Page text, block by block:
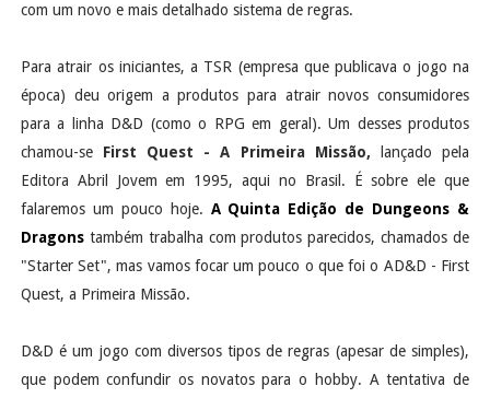
com um novo e mais detalhado sistema de regras.
Para atrair os iniciantes, a TSR (empresa que publicava o jogo na
época) deu origem a produtos para atrair novos consumidores
para a linha D&D (como o RPG em geral). Um desses produtos
chamou-se First Quest - A Primeira Missão,
lançado pela
Editora Abril Jovem em 1995, aqui no Brasil. É sobre ele que
falaremos um pouco hoje. A Quinta Edição de Dungeons &
Dragonstambém trabalha com produtos parecidos, chamados de
"Starter Set", mas vamos focar um pouco o que foi o AD&D - First
Quest, a Primeira Missão.
D&D é um jogo com diversos tipos de regras (apesar de simples),
que podem confundir os novatos para o hobby. A tentativa de